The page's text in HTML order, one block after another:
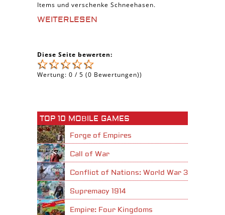
Items und verschenke Schneehasen.
WEITERLESEN
Diese Seite bewerten:
Wertung: 0 / 5 (0 Bewertungen))
TOP 10 MOBILE GAMES
Forge of Empires
Call of War
Conflict of Nations: World War 3
Supremacy 1914
Empire: Four Kingdoms